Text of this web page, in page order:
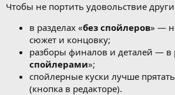
Чтобы не портить удовольствие
в разделах «без спойлеров» —
сюжет и концовку;
разборы финалов и деталей — в
спойлерами»;
спойлерные куски лучше
(кнопка в редакторе).